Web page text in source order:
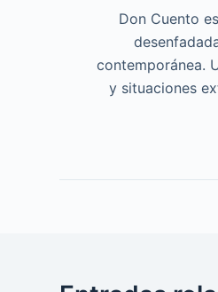
Don Cuento
contemporánea.
y situaciones